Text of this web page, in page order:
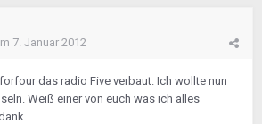
7. Januar 2012
das radio Five verbaut. Ich wollte nun
Weiß einer von euch was ich alles